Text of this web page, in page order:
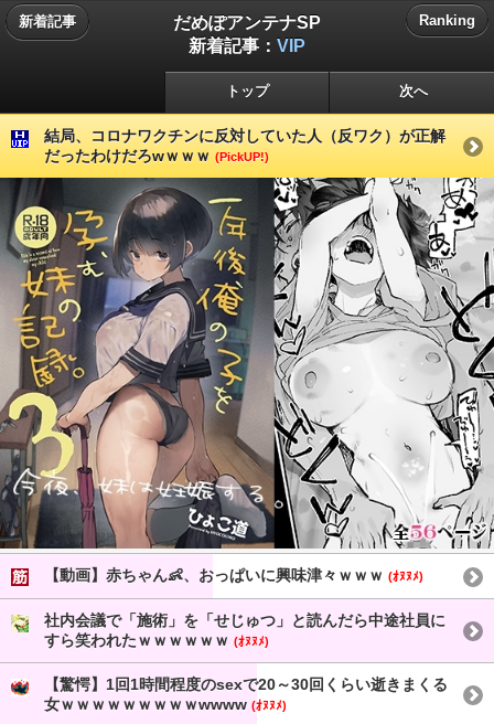
新着記事
だめぽアンテナSP
新着記事： VIP
Ranking
トップ 次へ
結局、コロナワクチンに反対していた人（反ワク）が正解
だったわけだろwｗｗｗ (PickUP!)
【動画】赤ちゃん👶、おっぱいに興味津々ｗｗｗ (ｵﾇﾇﾒ)
社内会議で「施術」を「せじゅつ」と読んだら中途社員に
すら笑われたｗｗｗｗｗｗ (ｵﾇﾇﾒ)
【驚愕】1回1時間程度のsexで20～30回くらい逝きまくる
女ｗｗｗｗｗｗｗｗｗwwww (ｵﾇﾇﾒ)